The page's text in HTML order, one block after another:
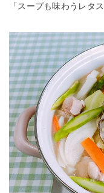
「スープも味わうレタ